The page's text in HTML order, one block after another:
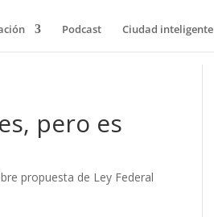
Podcast Ciudad inteligente
pero es
propuesta de Ley Federal